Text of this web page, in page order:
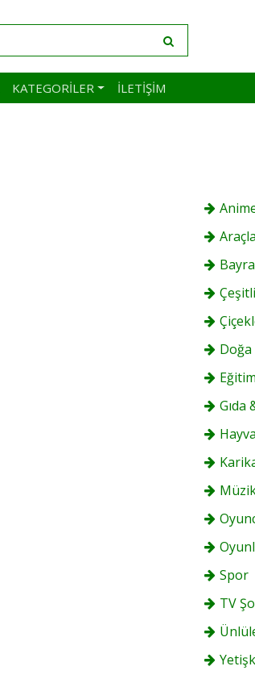
KATEGORILER İLETIŞIM
Çeşitli
Doğa
Eğitim
Gıda
Spor
TV